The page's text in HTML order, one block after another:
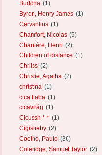
Buddha (1)
Byron, Henry James (1)
Cervantius (1)
Chamfort, Nicolas (5)
Charriére, Henri (2)
Children of distance (1)
Chriiss (2)
Christie, Agatha (2)
christina (1)
cica baba (1)
cicavirág (1)
Cicussh *-* (1)
Cigisbeby (2)
Coelho, Paulo (36)
Coleridge, Samuel Taylor (2)